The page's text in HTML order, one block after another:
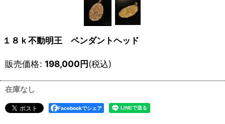
１８ｋ不動明王 ペンダントヘッド
販売価格: 198,000円(税込)
在庫なし
Facebookでシェア